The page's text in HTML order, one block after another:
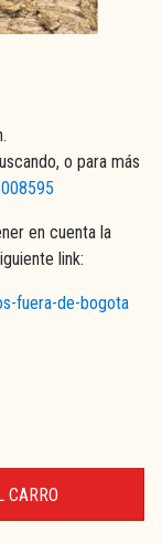
o para más
en cuenta la
link:
fuera-de-bogota